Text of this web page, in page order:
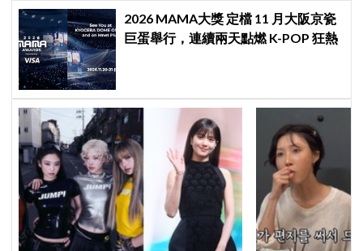
2026 MAMA大獎 定檔 11 月大阪京瓷
巨蛋舉行，連續兩天點燃 K-POP 狂熱